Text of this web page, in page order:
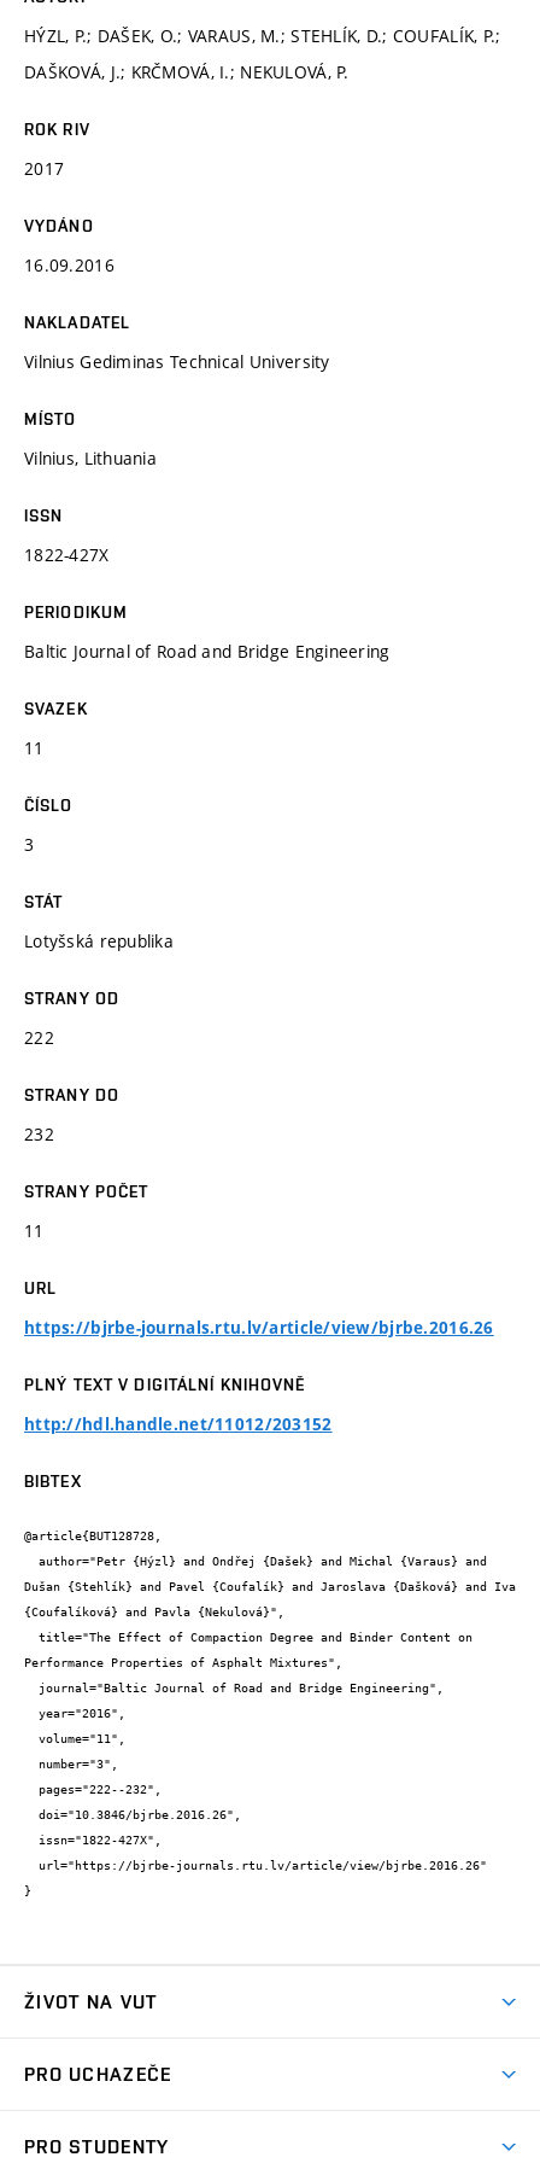
HÝZL, P.; DAŠEK, O.; VARAUS, M.; STEHLÍK, D.; COUFALÍK, P.;
DAŠKOVÁ, J.; KRČMOVÁ, I.; NEKULOVÁ, P.
ROK RIV
2017
VYDÁNO
16.09.2016
NAKLADATEL
Vilnius Gediminas Technical University
MÍSTO
Vilnius, Lithuania
ISSN
1822-427X
PERIODIKUM
Baltic Journal of Road and Bridge Engineering
SVAZEK
11
ČÍSLO
3
STÁT
Lotyšská republika
STRANY OD
222
STRANY DO
232
STRANY POČET
11
URL
https://bjrbe-journals.rtu.lv/article/view/bjrbe.2016.26
PLNÝ TEXT V DIGITÁLNÍ KNIHOVNĚ
http://hdl.handle.net/11012/203152
BIBTEX
@article{BUT128728,
Dušan {Stehlík} and Pavel {Coufalík} and Jaroslava {Dašková} and Iva
{Coufalíková} and Pavla {Nekulová}",
Performance Properties of Asphalt Mixtures",
}
ŽIVOT NA VUT
Koleje
PRO UCHAZEČE
PRO STUDENTY